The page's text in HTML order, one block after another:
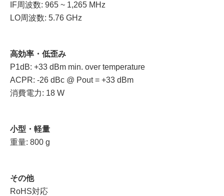
IF周波数: 965 ~ 1,265 MHz
LO周波数: 5.76 GHz
高効率・低歪み
P1dB: +33 dBm min. over temperature
ACPR: -26 dBc @ Pout = +33 dBm
消費電力: 18 W
小型・軽量
重量: 800 g
その他
RoHS対応